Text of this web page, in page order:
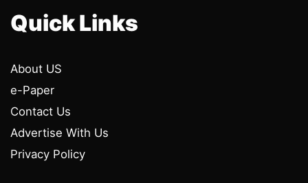
Quick Links
About US
e-Paper
Contact Us
Advertise With Us
Privacy Policy